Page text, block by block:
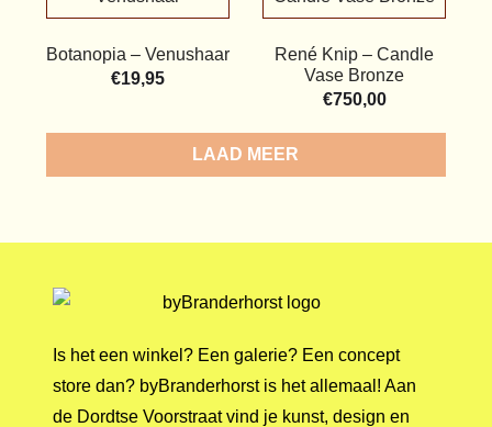
Botanopia – Venushaar
€19,95
René Knip – Candle
Vase Bronze
€750,00
LOAD MORE
Is het een winkel? Een galerie? Een concept
store dan? byBranderhorst is het allemaal! Aan
de Dordtse Voorstraat vind je kunst, design en